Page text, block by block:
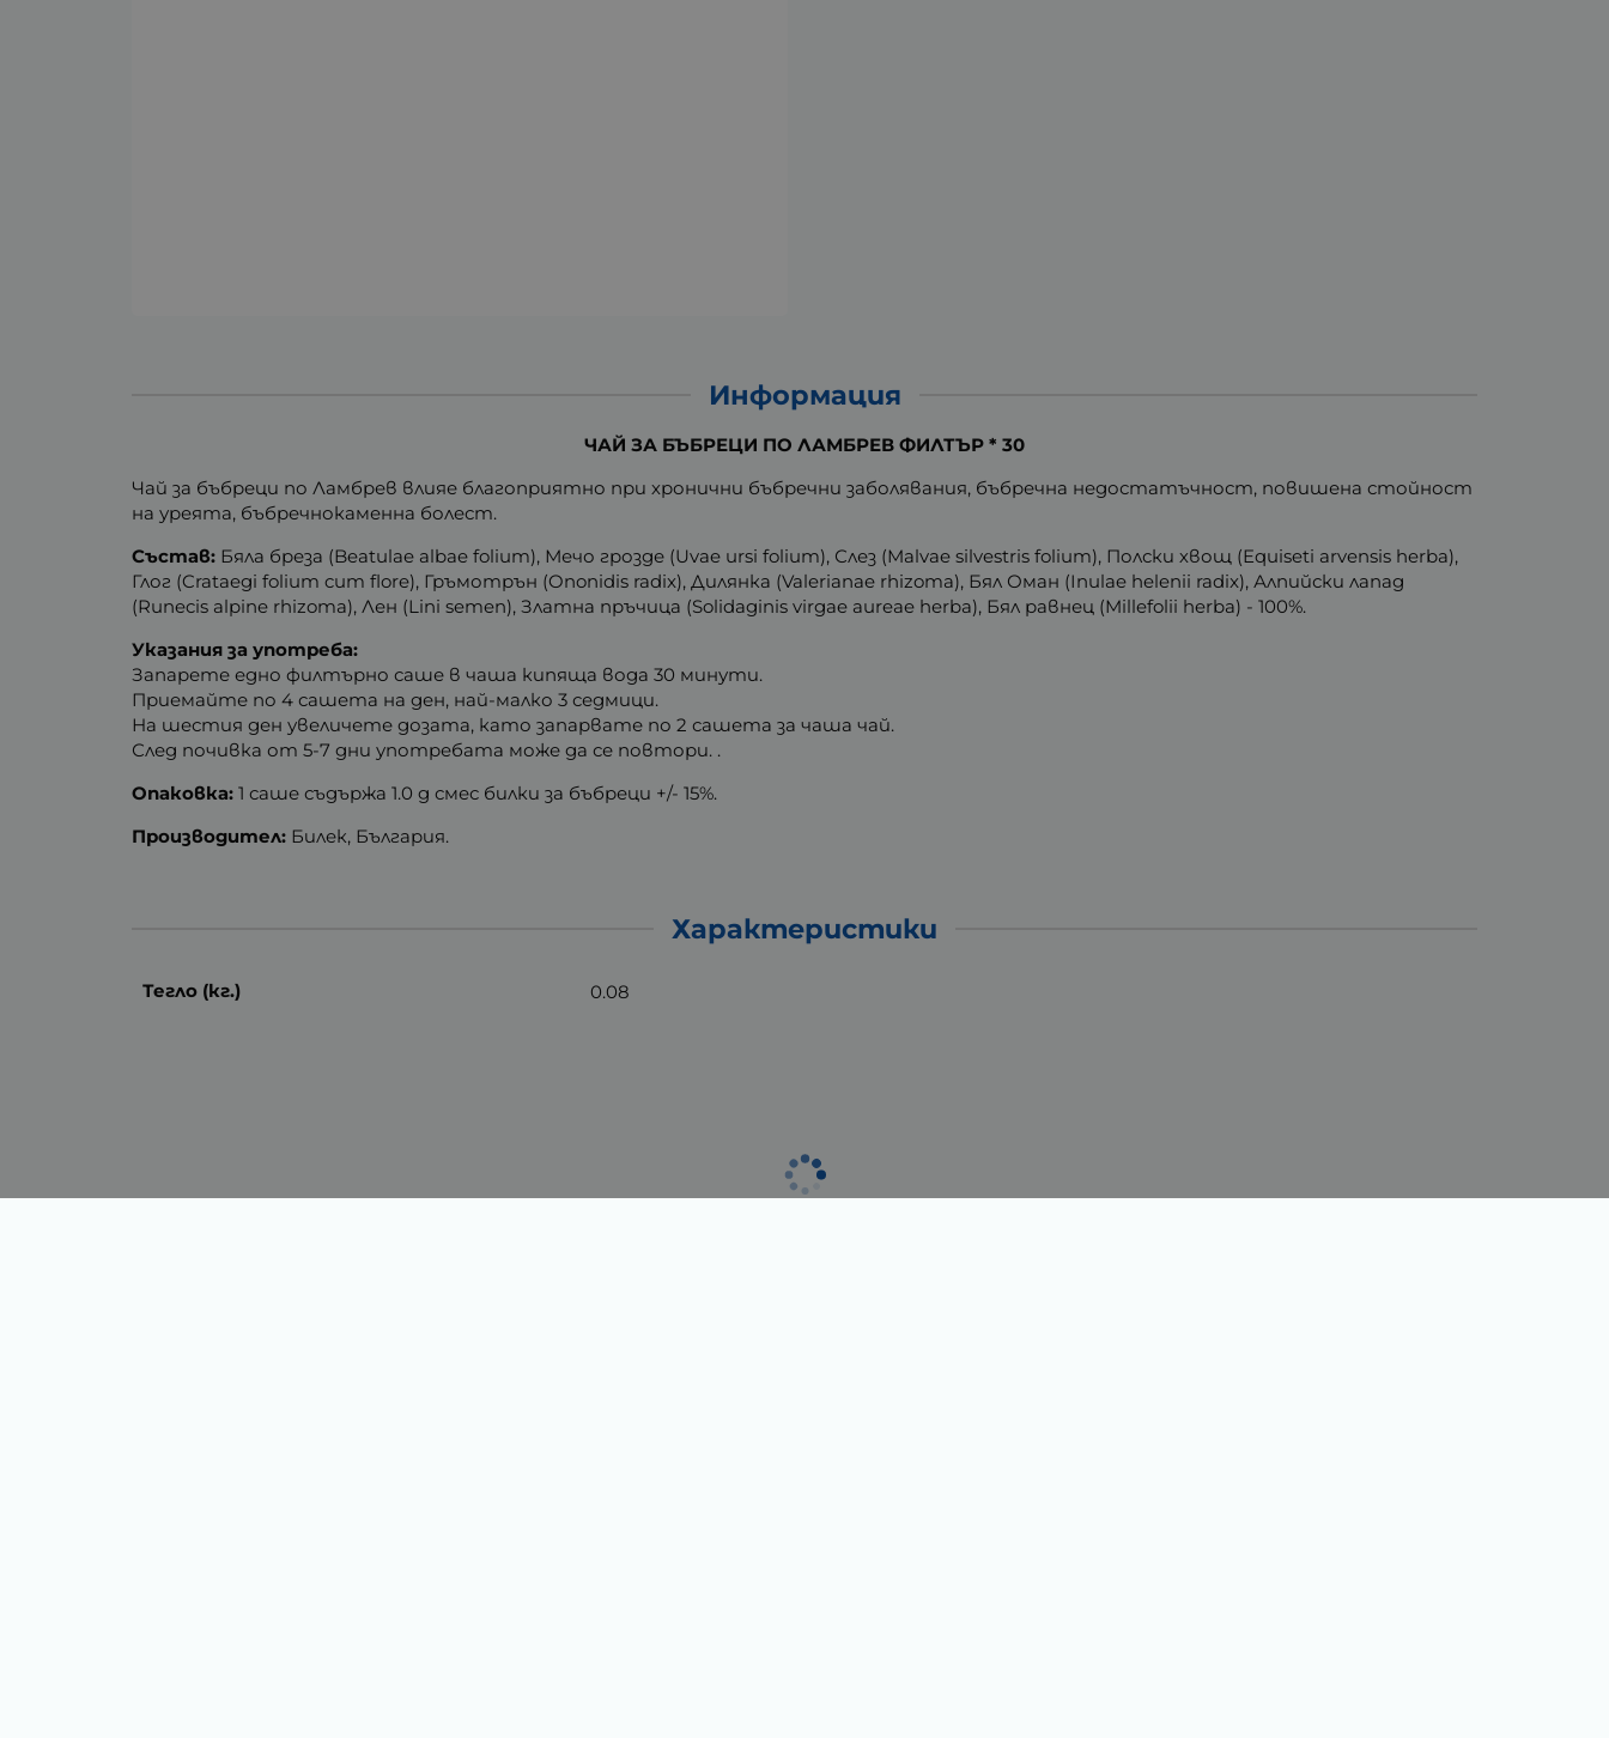
Информация
ЧАЙ ЗА БЪБРЕЦИ ПО ЛАМБРЕВ ФИЛТЪР * 30
Чай за бъбреци по Ламбрев влияе благоприятно при хронични бъбречни заболявания, бъбречна недостатъчност, повишена стойност
на уреята, бъбречнокаменна болест.
Състав: Бяла бреза (Beatulae albae folium), Мечо грозде (Uvae ursi folium), Слез (Malvae silvestris folium), Полски хвощ (Equiseti arvensis herba),
Глог (Crataegi folium cum flore), Гръмотрън (Ononidis radix), Дилянка (Valerianae rhizoma), Бял Оман (Inulae helenii radix), Алпийски лапад
(Runecis alpine rhizoma), Лен (Lini semen), Златна пръчица (Solidaginis virgae aureae herba), Бял равнец (Millefolii herba) - 100%.
Указания за употреба:
Запарете едно филтърно саше в чаша кипяща вода 30 минути.
Приемайте по 4 сашета на ден, най-малко 3 седмици.
На шестия ден увеличете дозата, като запарвате по 2 сашета за чаша чай.
След почивка от 5-7 дни употребата може да се повтори. .
Опаковка: 1 саше съдържа 1.0 g смес билки за бъбреци +/- 15%.
Производител: Билек, България.
Характеристики
Тегло (кг.) 0.08